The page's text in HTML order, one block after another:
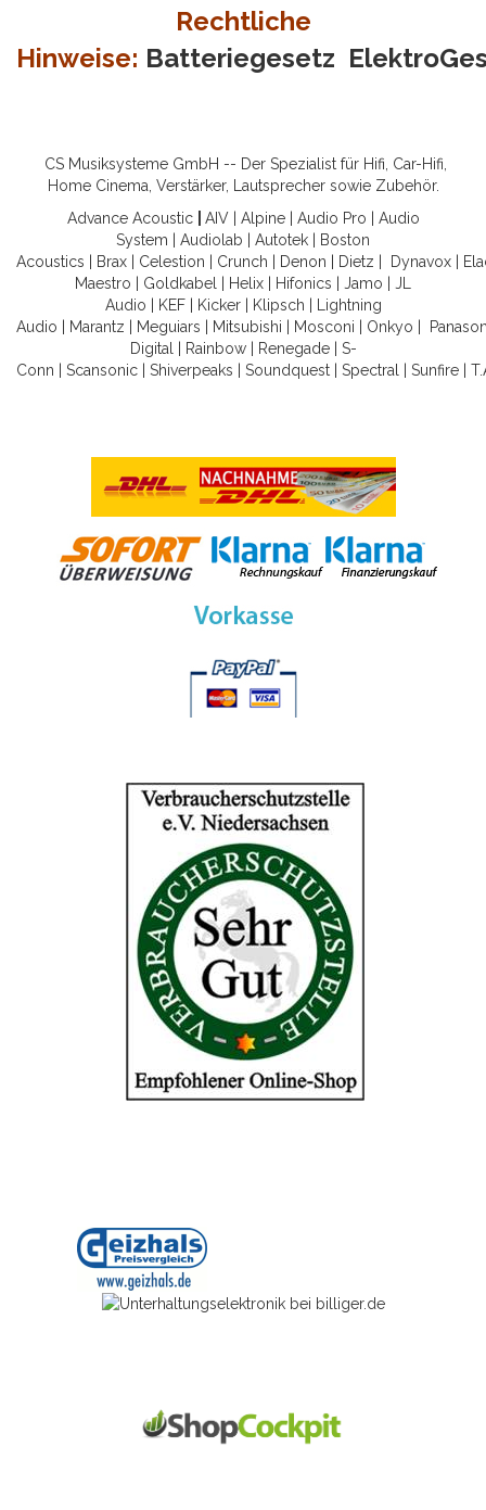
Rechtliche
Hinweise: Batteriegesetz
CS Musiksysteme GmbH -- Der Spezialist für Hifi, Car-Hifi,
Home Cinema, Verstärker, Lautsprecher sowie Zubehör.
Advance Acoustic
AIV| Alpine| Audio Pro
Audio
System
Audiolab Autotek
Boston
Acoustics
Brax Celestion Crunch Denon Dietz Dynavox
Maestro
Goldkabel Helix Hifonics Jamo
JL
Audio
KEF| Kicker| Klipsch
Lightning
Audio
Marantz Meguiars Mitsubishi Mosconi Onkyo
Digital
Rainbow| Renegade| S-
Conn
Scansonic Shiverpeaks Soundquest Spectral Sunfire